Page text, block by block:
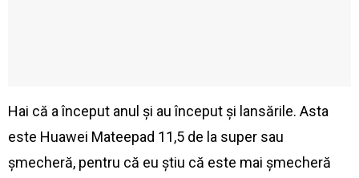
Hai că a început anul și au început și lansările. Asta
este Huawei Mateepad 11,5 de la super sau
șmecheră, pentru că eu știu că este mai șmecheră